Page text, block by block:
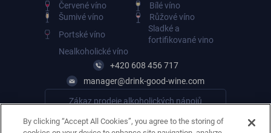
Červené víno
Bílé víno
Šumivé víno
Růžové víno
Portské víno
Sladké a
fortifikované vino
Nealkoholické víno
+420 608 456 717
manager@drink-good-wine.com
Zákaz prodeje alkoholických nápojů
By clicking “Accept All Cookies”, you agree to the storing of